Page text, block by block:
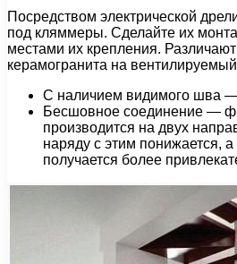
Посредством электрической
под кляммеры. Сделайте их
местами их крепления.
керамогранита на
С наличием видимого шва —
Бесшовное соединение —
производится на двух
наряду с этим понижается,
получается более